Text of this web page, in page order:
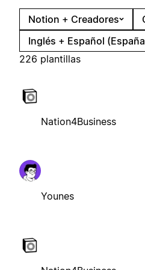
Notion + Creadores
Inglés + Español
226 plantillas
Nation4Business
Younes